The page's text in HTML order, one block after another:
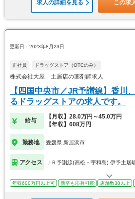
求人の詳細を見る この求
更新日：2023年8月23日
正社員 ドラッグストア（OTCのみ）
株式会社大屋 土居店の薬剤師求人
【四国中央市／JR予讃線】香川
るドラッグストアの求人です。
給与
【月収】28.0万円～45.0万円
【年収】608万円
勤務地 愛媛県 新居浜市
アクセス ＪＲ予讃線(高松－宇和島) 伊予土居
年収600万円以上可 新卒も応募可能 店舗数30以上